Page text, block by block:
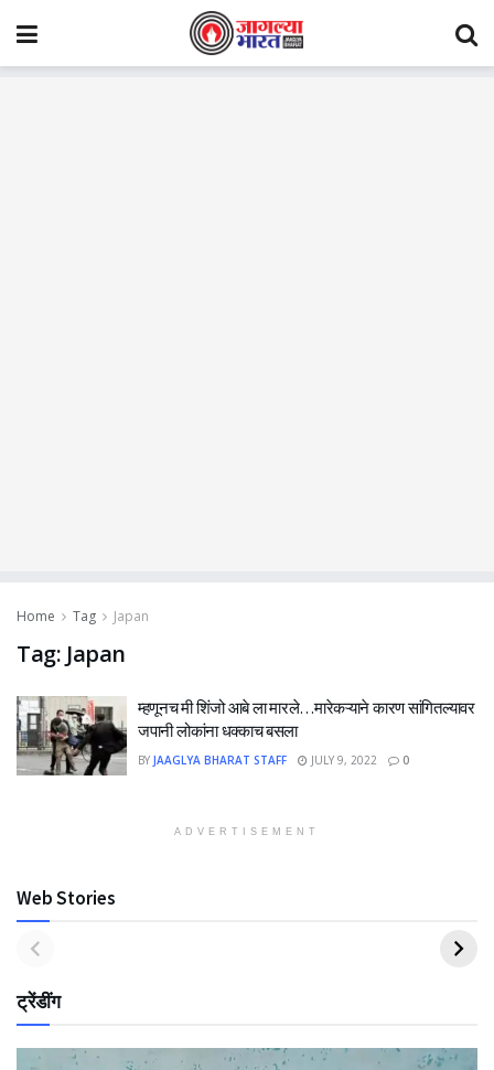
Home Tag Japan
Tag: Japan
म्हणूनच मी शिंजो आबे ला मारले…मारेकऱ्याने कारण सांगितल्यावर
जपानी लोकांना धक्काच बसला
BY JAAGLYA BHARAT STAFF JULY 9, 2022 0
ADVERTISEMENT
Web Stories
ट्रेंडींग